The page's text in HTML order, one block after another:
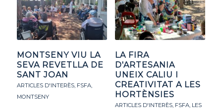
MONTSENY VIU LA
SEVA REVETLLA DE
SANT JOAN
ARTICLES D'INTERÈS, FSFA,
MONTSENY
LA FIRA
D'ARTESANIA
UNEIX CALIU I
CREATIVITAT A LES
HORTÈNSIES
ARTICLES D'INTERÈS, FSFA, LES